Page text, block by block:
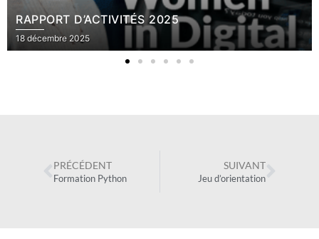
RAPPORT D’ACTIVITÉS 2025
18 décembre 2025
PRÉCÉDENT
Formation Python
SUIVANT
Jeu d’orientation